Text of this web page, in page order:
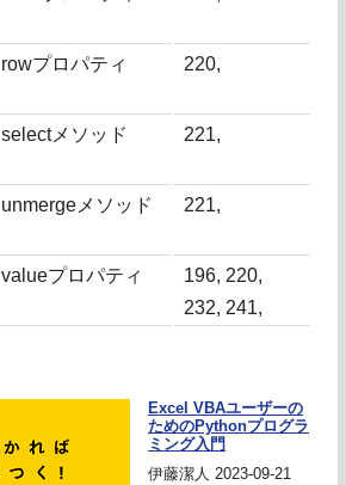
rowプロパティ 220,
selectメソッド 221,
unmergeメソッド 221,
valueプロパティ
196, 220,
232, 241,
Excel VBAユーザーの
ためのPythonプログラ
ミング入門
伊藤潔人 2023-09-21